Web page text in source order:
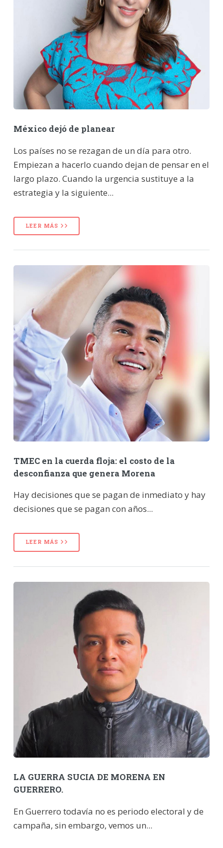
México dejó de planear
Los países no se rezagan de un día para otro.
Empiezan a hacerlo cuando dejan de pensar en el
largo plazo. Cuando la urgencia sustituye a la
estrategia y la siguiente...
LEER MÁS
TMEC en la cuerda floja: el costo de la
desconfianza que genera Morena
Hay decisiones que se pagan de inmediato y hay
decisiones que se pagan con años...
LEER MÁS
LA GUERRA SUCIA DE MORENA EN
GUERRERO.
En Guerrero todavía no es periodo electoral y de
campaña, sin embargo, vemos un...